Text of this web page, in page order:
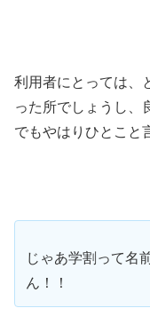
利用者にとっては、
った所でしょうし、
でもやはりひとこと
じゃあ学割って名
ん！！